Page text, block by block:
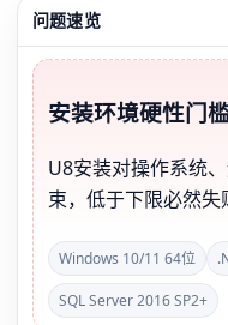
问题速览
安装环境硬性门
U8安装对操作系统
束，低于下限必然失
Windows 10/11 64位
SQL Server 2016 SP2+